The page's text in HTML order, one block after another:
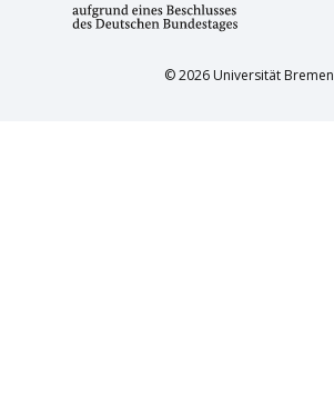
© 2026 Universität Bremen